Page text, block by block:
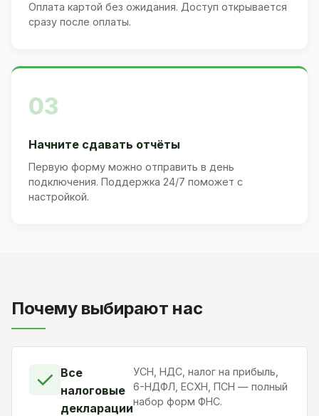
Оплата картой без ожидания. Доступ открывается
сразу после оплаты.
03
Начните сдавать отчёты
Первую форму можно отправить в день
подключения. Поддержка 24/7 поможет с
настройкой.
Почему выбирают нас
✓ Все
налоговые
декларации
УСН, НДС, налог на прибыль,
6-НДФЛ, ЕСХН, ПСН — полный
набор форм ФНС.